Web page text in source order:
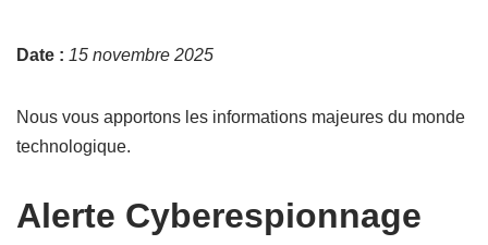
Date : 15 novembre 2025
Nous vous apportons les informations majeures du monde
technologique.
Alerte Cyberespionnage